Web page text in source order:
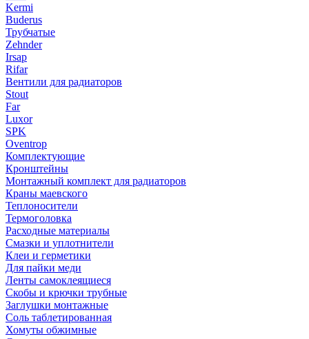
Kermi
Buderus
Трубчатые
Zehnder
Irsap
Rifar
Вентили для радиаторов
Stout
Far
Luxor
SPK
Oventrop
Комплектующие
Кронштейны
Монтажный комплект для радиаторов
Краны маевского
Теплоносители
Термоголовка
Расходные материалы
Смазки и уплотнители
Клеи и герметики
Для пайки меди
Ленты самоклеящиеся
Скобы и крючки трубные
Заглушки монтажные
Соль таблетированная
Хомуты обжимные